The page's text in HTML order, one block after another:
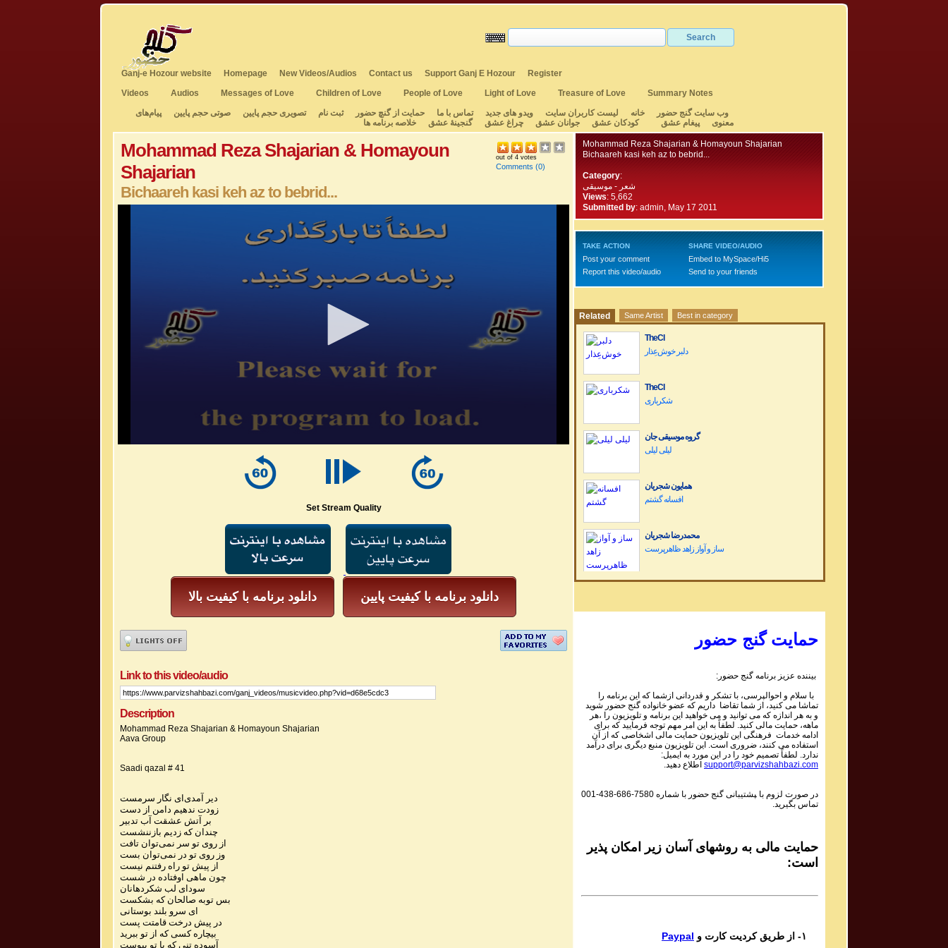
Ganj-e Hozour website Homepage New Videos/Audios Contact us Support Ganj E Hozour
Register
Videos
Audios Messages of Love Children of Love People of Love Light of Love Treasure of Love
Summary Notes
وب سایت گنج حضور
خانه لیست کاربران سایت ویدو های جدید تماس با ما حمایت از گنچ حضور ثبت نام تصویری حجم پایین صوتی حجم پایین
پیام‌های
معنوی
پیغام عشق کودکان عشق جوانان عشق چراغ عشق گنجینهٔ عشق خلاصه برنامه ها
Mohammad Reza Shajarian & Homayoun
Shajarian
Bichaareh kasi keh az to bebrid...
out of 4 votes
Comments (0)
Set Stream Quality
دانلود برنامه با کیفیت بالا دانلود برنامه با کیفیت پایین
Link to this video/audio
Description
Mohammad Reza Shajarian & Homayoun Shajarian
Aava Group
Saadi qazal # 41
دیر آمدی‌ای نگار سرمست
زودت ندهیم دامن از دست
بر آتش عشقت آب تدبیر
چندان که زدیم بازننشست
از روی تو سر نمی‌توان تافت
وز روی تو در نمی‌توان بست
از پیش تو راه رفتنم نیست
چون ماهی اوفتاده در شست
سودای لب شکردهانان
بس توبه صالحان که بشکست
ای سرو بلند بوستانی
در پیش درخت قامتت پست
بیچاره کسی که از تو ببرید
آسوده تنی که با تو پیوست
Mohammad Reza Shajarian & Homayoun Shajarian
Bichaareh kasi keh az to bebrid...
Category:
شعر - موسیقی
Views: 5,662
Submitted by: admin, May 17 2011
TAKE ACTION
Post your comment
Report this video/audio
SHARE VIDEO/AUDIO
Embed to MySpace/Hi5
Send to your friends
Related Same Artist Best in category
TheCI
دلبر خوش‌عِذار
TheCI
شکرباری
گروه موسیقی جان
لیلی لیلی
همایون شجریان
افسانه گشتم
محمدرضا شجریان
Dariush Band Concert کنسرت گروه داریوش
Sadiq Tarif صدیق تعریف
Shaneh Bar Zolf
Mohsen Daie Nabi محسن دايی نبی
Mastaneh Sho
Dar in Raghs o Dar In Hayo hooy
Baagh e Nazar
Bigharar
Del Ava Ensemble گروه دل آوا
Reng
حمایت گنج حضور
بیننده عزیز برنامه گنج حضور:
با سلام و احوالپرسی، با تشکر و قدردانی ازشما که این برنامه را
تماشا می کنید، از شما تقاضا داریم که عضو خانواده گنج حضور شوید
و به هر اندازه که می توانید و می خواهید این برنامه و تلویزیون را ،هر
ماهه، حمایت مالی کنید. لطفاً به این امر مهم توجه فرمایید که برای
ادامه خدمات فرهنگی این تلویزیون حمایت مالی اشخاصی که از آن
استفاده می کنند، ضروری است. این تلویزیون منبع دیگری برای درآمد
ندارد. لطفاً تصمیم خود را در این مورد به ایمیل:
support@parvizshahbazi.com اطلاع دهید.
در صورت لزوم با ‍پشتیبانی گنج حضور با شماره 001-438-686-7580
تماس بگیرید.
حمایت مالی به روشهای آسان زیر امکان پذیر
است:
Paypal